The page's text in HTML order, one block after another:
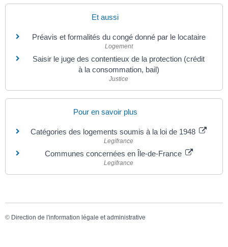
Et aussi
Préavis et formalités du congé donné par le locataire
Logement
Saisir le juge des contentieux de la protection (crédit
à la consommation, bail)
Justice
Pour en savoir plus
Catégories des logements soumis à la loi de 1948
Legifrance
Communes concernées en Île-de-France
Legifrance
© Direction de l'information légale et administrative